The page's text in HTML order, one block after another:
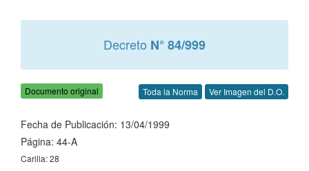
Decreto N° 84/999
Documento original Toda la Norma Ver Imagen del D.O.
Fecha de Publicación: 13/04/1999
Página: 44-A
Carilla: 28